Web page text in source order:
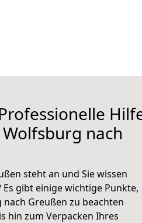
nach
steht an und Sie wissen
gibt einige wichtige Punkte,
Greußen zu beachten
hin zum Verpacken Ihres